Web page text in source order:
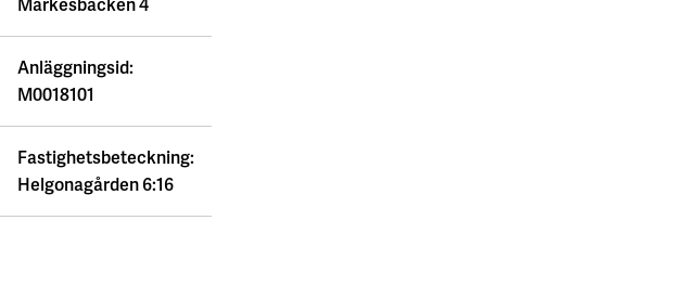
Märkesbacken 4
Anläggningsid:
M0018101
Fastighetsbeteckning:
Helgonagården 6:16